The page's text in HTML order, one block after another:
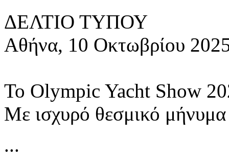
ΔΕΛΤΙΟ ΤΥΠΟΥ
Αθήνα, 10 Οκτωβρίου
Το Olympic Yacht Show
Με ισχυρό θεσμικό μήνυμα
...